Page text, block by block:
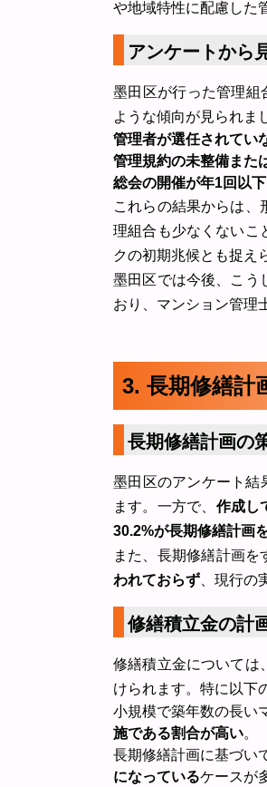
や地域特性に配慮した
アンケートから
墨田区が行った管理組
ような傾向が見られま
管理者が選任されてい
管理規約の未整備また
総会の開催が年1回以
これらの結果からは、
理組合も少なくないこ
クの初期兆候とも捉え
墨田区では今後、こう
おり、マンション管理
3. 長期修繕計
長期修繕計画の
墨田区のアンケート結
ます。一方で、 作成し
30.2%が長期修繕計画
また、長期修繕計画
われておらず 、現行
修繕積立金の計
修繕積立金については
けられます。特に以下
小規模で築年数の長い
施である割合が高い。
長期修繕計画に基づい
になっているケースが